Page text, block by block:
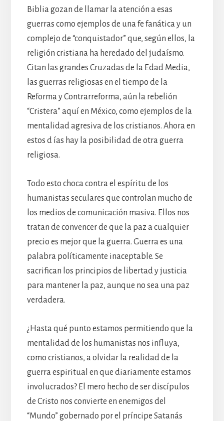
Biblia gozan de llamar la atención a esas
guerras como ejemplos de una fe fanática y un
complejo de “conquistador” que, según ellos, la
religión cristiana ha heredado del judaísmo.
Citan las grandes Cruzadas de la Edad Media,
las guerras religiosas en el tiempo de la
Reforma y Contrarreforma, aún la rebelión
“Cristera” aquí en México, como ejemplos de la
mentalidad agresiva de los cristianos. Ahora en
estos d ías hay la posibilidad de otra guerra
religiosa.
Todo esto choca contra el espíritu de los
humanistas seculares que controlan mucho de
los medios de comunicación masiva. Ellos nos
tratan de convencer de que la paz a cualquier
precio es mejor que la guerra. Guerra es una
palabra políticamente inaceptable. Se
sacrifican los principios de libertad y justicia
para mantener la paz, aunque no sea una paz
verdadera.
¿Hasta qué punto estamos permitiendo que la
mentalidad de los humanistas nos influya,
como cristianos, a olvidar la realidad de la
guerra espiritual en que diariamente estamos
involucrados? El mero hecho de ser discípulos
de Cristo nos convierte en enemigos del
“Mundo” gobernado por el príncipe Satanás